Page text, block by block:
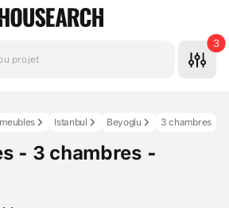
projet
3
3 chambres
Beyoglu
Istanbul
- 3 chambres -